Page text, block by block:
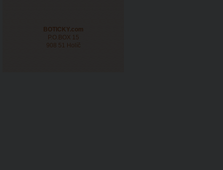
BOTICKY.com
P.O.BOX 15
908 51 Holíč